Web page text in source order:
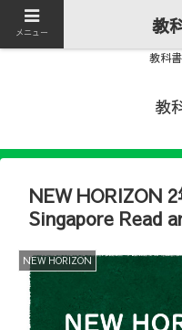
教科
教
NEW HORIZON
Singapore Read
NEW HORIZON
メニュー 教